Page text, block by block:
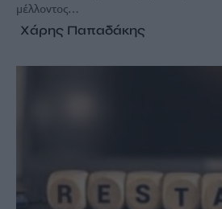
μέλλοντος…
Χάρης Παπαδάκης